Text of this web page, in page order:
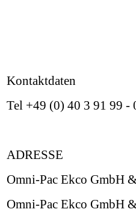
Kontaktdaten
Tel +49 (0) 40 3 91 99 -
ADRESSE
Omni-Pac Ekco GmbH
Omni-Pac Ekco GmbH